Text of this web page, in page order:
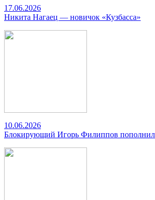
17.06.2026
Никита Нагаец — новичок «Кузбасса»
10.06.2026
Блокирующий Игорь Филиппов пополнил